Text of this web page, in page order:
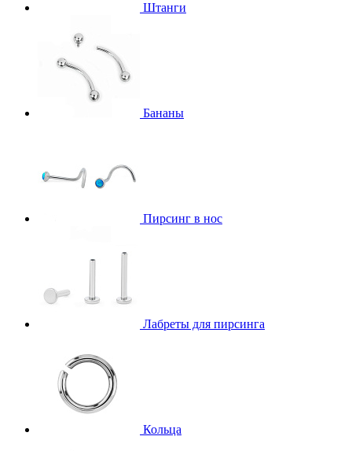
Штанги
Бананы
Пирсинг в нос
Лабреты для пирсинга
Кольца